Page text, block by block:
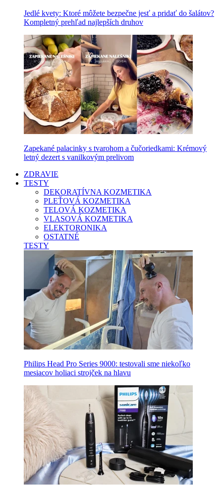
Jedlé kvety: Ktoré môžete bezpečne jesť a pridať do šalátov?
Kompletný prehľad najlepších druhov
Zapekané palacinky s tvarohom a čučoriedkami: Krémový
letný dezert s vanilkovým prelivom
ZDRAVIE
TESTY
DEKORATÍVNA KOZMETIKA
PLEŤOVÁ KOZMETIKA
TELOVÁ KOZMETIKA
VLASOVÁ KOZMETIKA
ELEKTORONIKA
OSTATNÉ
TESTY
Philips Head Pro Series 9000: testovali sme niekoľko
mesiacov holiaci strojček na hlavu